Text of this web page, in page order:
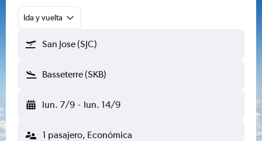
Ida y vuelta
San Jose (SJC)
Basseterre (SKB)
lun. 7/9 - lun. 14/9
1 pasajero, Económica